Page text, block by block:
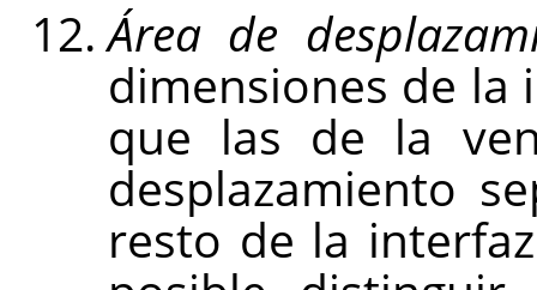
Área de
dimensiones de la
que las de la
desplazamiento
resto de la